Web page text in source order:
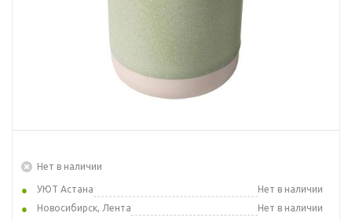
Нет в наличии
УЮТ Астана
Нет в наличии
Новосибирск, Лента
Нет в наличии